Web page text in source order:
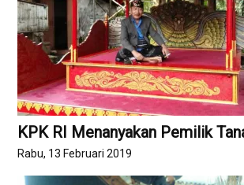
KPK RI Menanyakan Pemilik
Rabu, 13 Februari 2019